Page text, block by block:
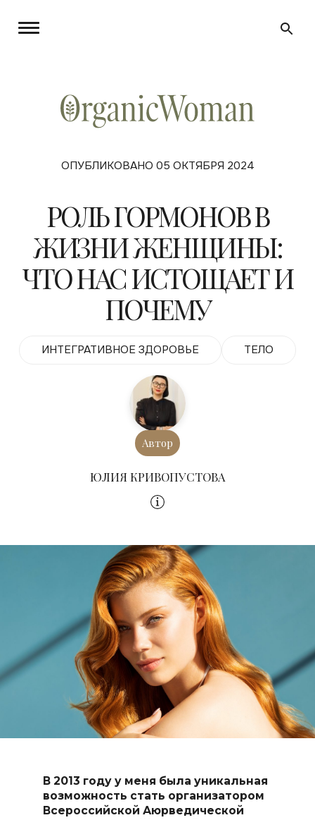
ОПУБЛИКОВАНО 05 ОКТЯБРЯ 2024
РОЛЬ ГОРМОНОВ В
ЖИЗНИ ЖЕНЩИНЫ:
ЧТО НАС ИСТОЩАЕТ И
ПОЧЕМУ
ИНТЕГРАТИВНОЕ ЗДОРОВЬЕ ТЕЛО
Автор
ЮЛИЯ КРИВОПУСТОВА
В 2013 году у меня была уникальная
возможность стать организатором
Всероссийской Аюрведической